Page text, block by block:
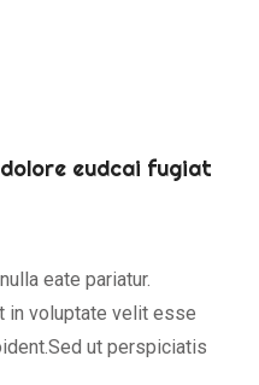
eudcai fugiat
eate pariatur.
in voluptate velit esse
ut perspiciatis